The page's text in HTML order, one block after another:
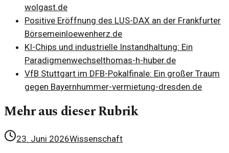
wolgast.de
Positive Eröffnung des LUS-DAX an der Frankfurter
Börsemeinloewenherz.de
KI-Chips und industrielle Instandhaltung: Ein
Paradigmenwechselthomas-h-huber.de
VfB Stuttgart im DFB-Pokalfinale: Ein großer Traum
gegen Bayernhummer-vermietung-dresden.de
Mehr aus dieser Rubrik
23. Juni 2026Wissenschaft